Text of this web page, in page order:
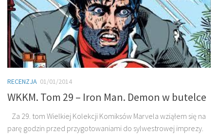
RECENZJA 01/01/2014
WKKM. Tom 29 – Iron Man. Demon w butelce
Za 29. tom Wielkiej Kolekcji Komiksów Marvela wziąłem się na
parę godzin przed przygotowaniami do sylwestrowej imprezy.